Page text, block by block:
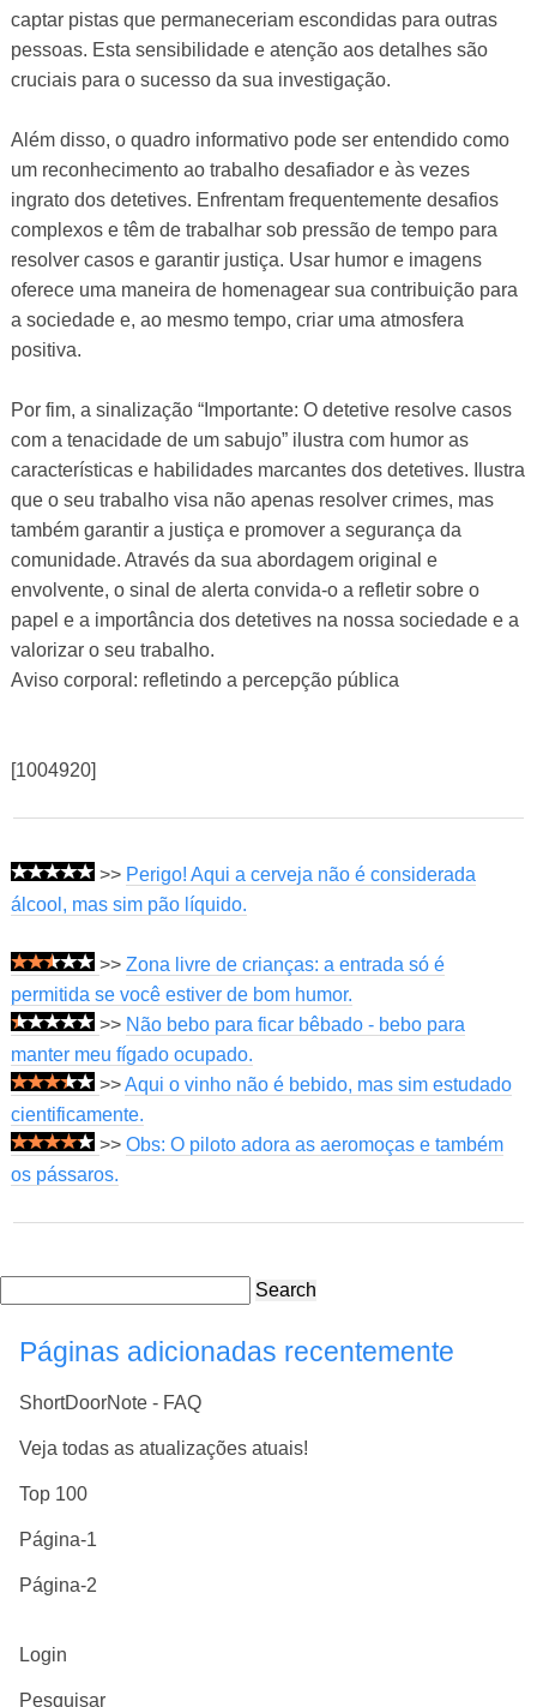
captar pistas que permaneceriam escondidas para outras
pessoas. Esta sensibilidade e atenção aos detalhes são
cruciais para o sucesso da sua investigação.
Além disso, o quadro informativo pode ser entendido como
um reconhecimento ao trabalho desafiador e às vezes
ingrato dos detetives. Enfrentam frequentemente desafios
complexos e têm de trabalhar sob pressão de tempo para
resolver casos e garantir justiça. Usar humor e imagens
oferece uma maneira de homenagear sua contribuição para
a sociedade e, ao mesmo tempo, criar uma atmosfera
positiva.
Por fim, a sinalização “Importante: O detetive resolve casos
com a tenacidade de um sabujo” ilustra com humor as
características e habilidades marcantes dos detetives. Ilustra
que o seu trabalho visa não apenas resolver crimes, mas
também garantir a justiça e promover a segurança da
comunidade. Através da sua abordagem original e
envolvente, o sinal de alerta convida-o a refletir sobre o
papel e a importância dos detetives na nossa sociedade e a
valorizar o seu trabalho.
Aviso corporal: refletindo a percepção pública
[1004920]
>> Perigo! Aqui a cerveja não é considerada
álcool, mas sim pão líquido.
>> Zona livre de crianças: a entrada só é
permitida se você estiver de bom humor.
>> Não bebo para ficar bêbado - bebo para
manter meu fígado ocupado.
>>Aqui o vinho não é bebido, mas sim estudado
cientificamente.
>> Obs: O piloto adora as aeromoças e também
os pássaros.
Search
Páginas adicionadas recentemente
ShortDoorNote - FAQ
Veja todas as atualizações atuais!
Top 100
Página-1
Página-2
Login
Pesquisar